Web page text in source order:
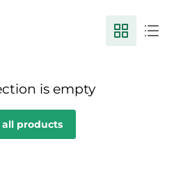
is empty
all products